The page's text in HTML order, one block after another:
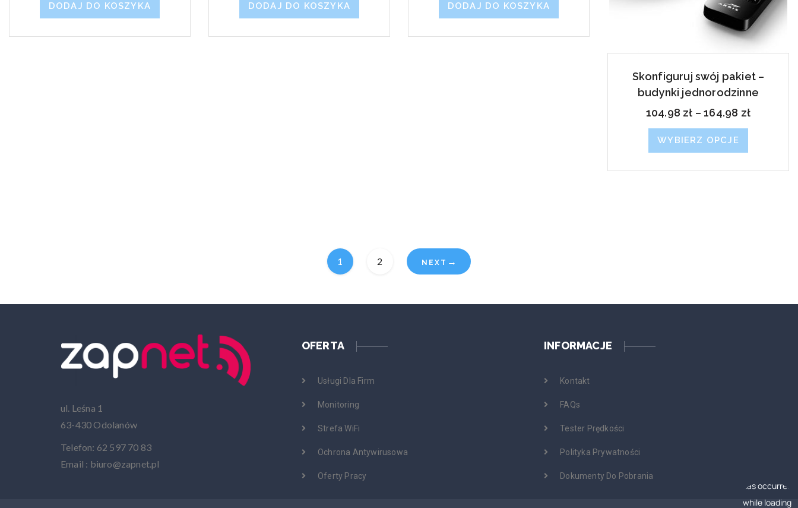
DODAJ DO KOSZYKA DODAJ DO KOSZYKA DODAJ DO KOSZYKA
Skonfiguruj swój pakiet –
budynki jednorodzinne
104.98 zł –164.98 zł
WYBIERZ OPCJE
1 2 →
ul. Leśna 1
63-430 Odolanów
Telefon: 62 597 70 83
Email : biuro@zapnet.pl
OFERTA
Usługi Dla Firm
Monitoring
Strefa WiFi
Ochrona Antywirusowa
Oferty Pracy
INFORMACJE
Kontakt
FAQs
Tester Prędkości
Polityka Prywatności
Dokumenty Do Pobrania